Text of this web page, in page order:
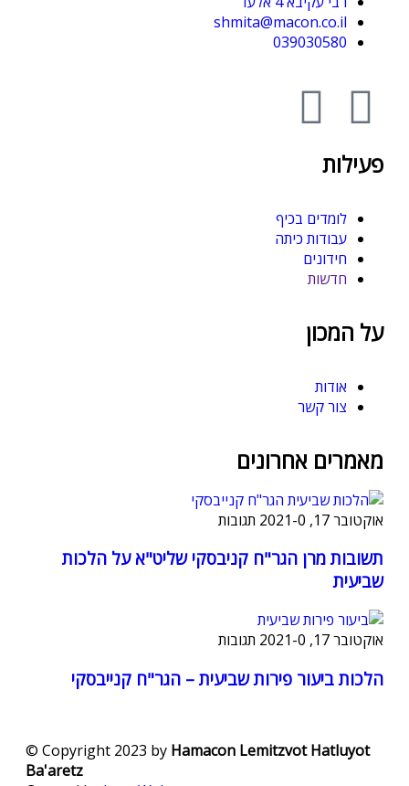
shmita@macon.co.il
039030580
פעילות
לומדים בכיף
עבודות כיתה
חידונים
חדשות
על המכון
אודות
צור קשר
מאמרים אחרונים
אוקטובר 17, 2021 -0 תגובות
תשובות מרן הגר"ח קניבסקי שליט"א על הלכות
שביעית
אוקטובר 17, 2021 -0 תגובות
הלכות ביעור פירות שביעית – הגר"ח קנייבסקי
© Copyright 2023 by Hamacon Lemitzvot Hatluyot
Ba'aretz